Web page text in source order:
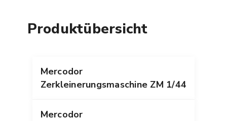
Produktübersicht
Mercodor
Zerkleinerungsmaschine ZM 1/44
Mercodor